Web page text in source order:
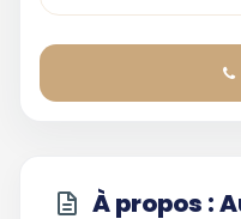
À propos :